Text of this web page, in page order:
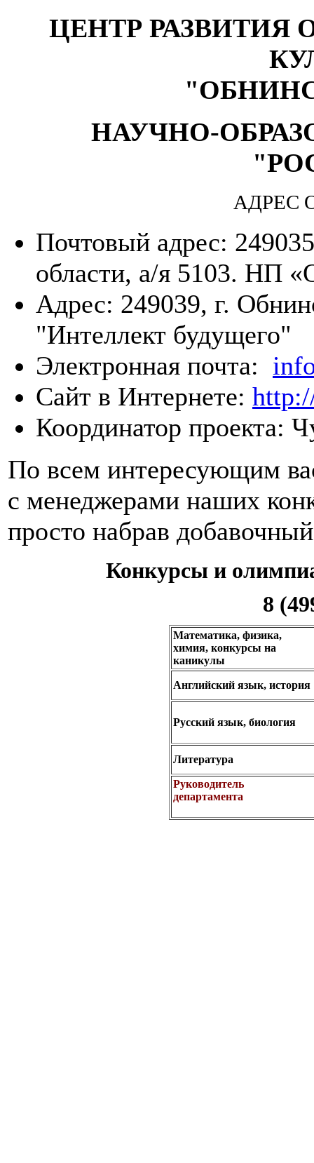
ЦЕНТР РАЗВИТИЯ
НАУЧНО-
АДРЕС
Почтовый адрес:
области, а/я 5103. НП
Адрес: 249039, г.
"Интеллект будущего"
Электронная почта:
Сайт в Интернете:
Координатор проекта:
По всем интересующим
с менеджерами наших
просто набрав
Конкурсы и
8
Математика, физика,
химия, конкурсы на
каникулы
Английский язык, история
Русский язык, биология
Литература
Руководитель
департамента